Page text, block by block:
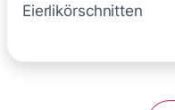
Eierlikörschnitten